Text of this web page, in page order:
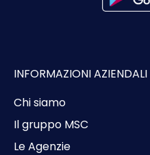
INFORMAZIONI AZIENDALI
Chi siamo
Il gruppo MSC
Le Agenzie